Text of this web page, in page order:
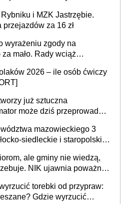
i MZK Jastrzębie.
za 16 zł
wyrażeniu zgody na
mało. Rady wciąż
2026 – ile osób ćwiczy
już sztuczna
może dziś przeprowadzić
mazowieckiego 3
siedleckie i staropolskie.
ale gminy nie wiedzą,
NIK ujawnia poważną
torebki od przypraw:
Gdzie wyrzucić